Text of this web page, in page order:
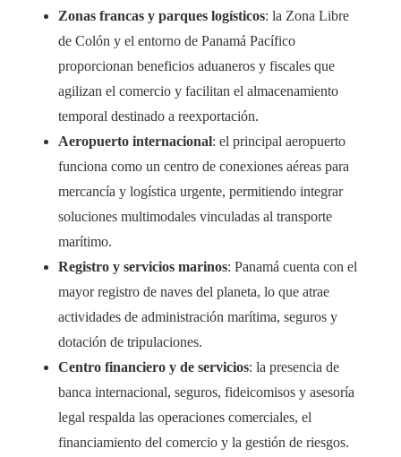
Zonas francas y parques logísticos: la Zona Libre
de Colón y el entorno de Panamá Pacífico
proporcionan beneficios aduaneros y fiscales que
agilizan el comercio y facilitan el almacenamiento
temporal destinado a reexportación.
Aeropuerto internacional: el principal aeropuerto
funciona como un centro de conexiones aéreas para
mercancía y logística urgente, permitiendo integrar
soluciones multimodales vinculadas al transporte
marítimo.
Registro y servicios marinos: Panamá cuenta con el
mayor registro de naves del planeta, lo que atrae
actividades de administración marítima, seguros y
dotación de tripulaciones.
Centro financiero y de servicios: la presencia de
banca internacional, seguros, fideicomisos y asesoría
legal respalda las operaciones comerciales, el
financiamiento del comercio y la gestión de riesgos.